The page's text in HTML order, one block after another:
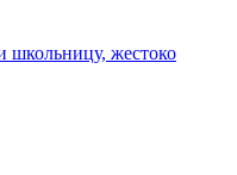
школьницу, жестоко